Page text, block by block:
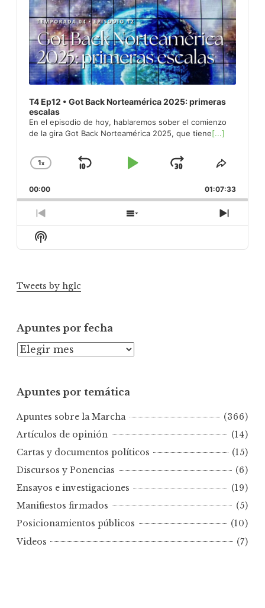
T4 Ep12 • Got Back Norteamérica 2025: primeras
escalas
En el episodio de hoy, hablaremos sober el comienzo
de la gira Got Back Norteamérica 2025, que tiene[...]
Change
Rate
1x
Skip
Play
Jump
Forward
Share
00:00 01:07:33
Previous
Episode
Show
Episodes
Next
Show
Podcast
Tweets by hglc
Apuntes por fecha
A
n
e
s
p
f
e
c
a
Apuntes por temática
Apuntes sobre la Marcha
(366)
Artículos de opinión
(14)
Cartas y documentos políticos
(15)
Discursos y Ponencias
(6)
Ensayos e investigaciones
(19)
Manifiestos firmados
(5)
Posicionamientos públicos
(10)
Videos
(7)